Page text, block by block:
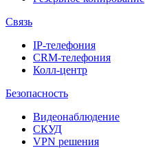
Связь
IP-телефония
CRM-телефония
Колл-центр
Безопасность
Видеонаблюдение
СКУД
VPN решения